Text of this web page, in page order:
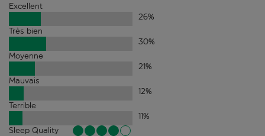
Excellent
26%
Très bien
30%
Moyenne
21%
Mauvais
12%
Terrible
11%
Sleep Quality